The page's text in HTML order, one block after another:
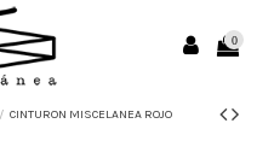
0
CINTURON MISCELANEA ROJO